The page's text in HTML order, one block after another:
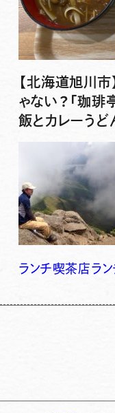
【北海道旭川
ゃない？「珈琲
飯とカレーうど
ランチ喫茶店ラン